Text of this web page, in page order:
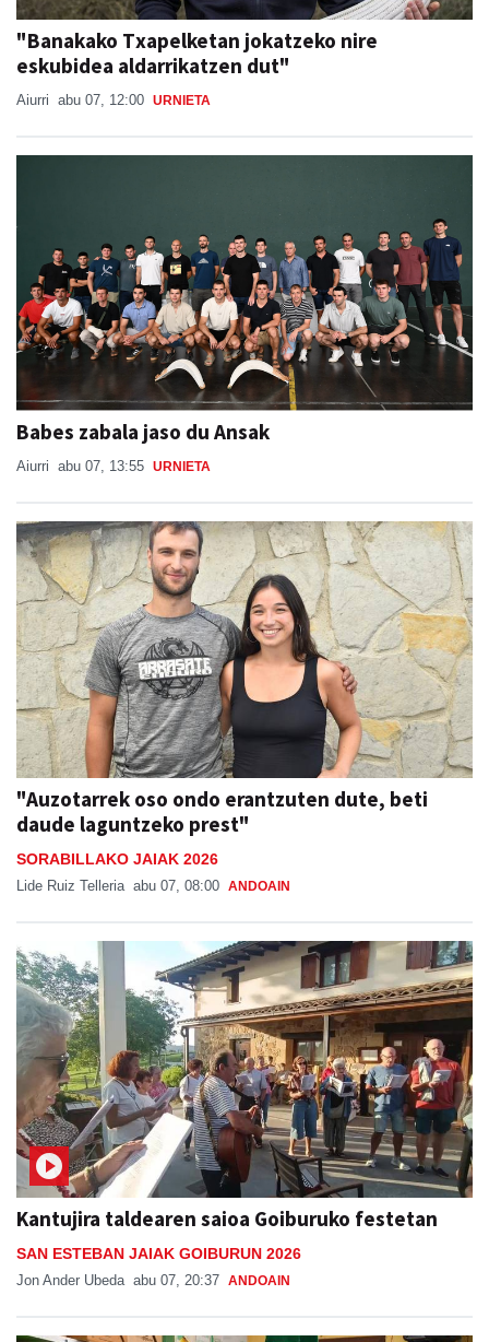
"Banakako Txapelketan jokatzeko nire
eskubidea aldarrikatzen dut"
Aiurri abu 07, 12:00 URNIETA
Babes zabala jaso du Ansak
Aiurri abu 07, 13:55 URNIETA
"Auzotarrek oso ondo erantzuten dute, beti
daude laguntzeko prest"
SORABILLAKO JAIAK 2026
Lide Ruiz Telleria abu 07, 08:00 ANDOAIN
Kantujira taldearen saioa Goiburuko festetan
SAN ESTEBAN JAIAK GOIBURUN 2026
Jon Ander Ubeda abu 07, 20:37 ANDOAIN